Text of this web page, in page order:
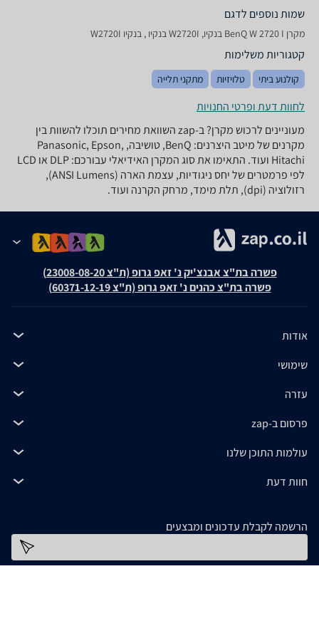
שמות נוספים לדגם
מקרן BenQ W 2720 I בנקיו, W2720I בנקיו , בנקיו W2720I
קטגוריות משלימות
קולנוע ביתי טלויזיות מתקני תלייה
לחוות דעת ופרטי החנויות
מעוניינים לרכוש מקרן? ב-zap השוואת מחירים תוכלו להשוות בין
מקרנים של מיטב היצרנים: BenQ, טושיבה, Panasonic, Epson,
Hitachi ועוד. התאימו את סוג המקרן האידיאלי עבורכם: DLP או LCD
לפי פרמטרים של יחס ניגודיות, עצמת הארה (ANSI Lumens),
רזולוציה (dpi), תלת מימד, מרחק הקרנה ועוד.
פשרה בת"צ אבנצ'יק נ' זאפ גרופ (ת"צ 23008-08-20)
פשרה בת"צ כהנים נ' זאפ גרופ (ת"צ 60371-12-19)
אודות
שימושי
עזרה
פרסום ב-zap
עולמות התוכן שלנו
חוות דעת
הרשמה לקבלת עדכונים ומבצעים